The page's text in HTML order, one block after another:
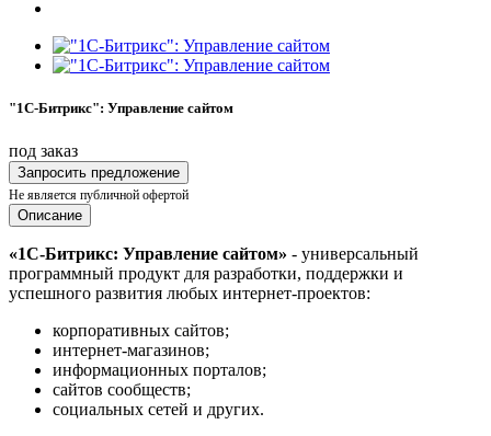
"1С-Битрикс": Управление сайтом
под заказ
Запросить предложение
Не является публичной офертой
Описание
«1С-Битрикс: Управление сайтом» - универсальный
программный продукт для разработки, поддержки и
успешного развития любых интернет-проектов:
корпоративных сайтов;
интернет-магазинов;
информационных порталов;
сайтов сообществ;
социальных сетей и других.